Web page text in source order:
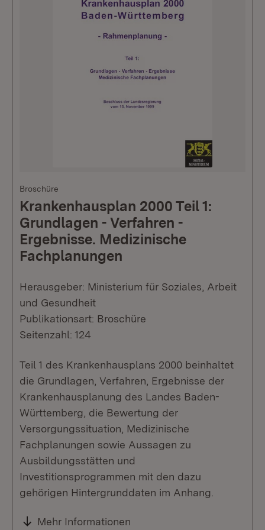
Broschüre
Krankenhausplan 2000 Teil 1:
Grundlagen - Verfahren -
Ergebnisse. Medizinische
Fachplanungen
Herausgeber: Ministerium für Soziales, Arbeit
und Gesundheit
Publikationsart: Broschüre
Seitenzahl: 124
Teil 1 des Krankenhausplans 2000 beinhaltet
die Grundlagen, Verfahren, Ergebnisse der
Krankenhausplanung des Landes Baden-
Württemberg, die Bewertung der
Versorgungssituation, Medizinische
Fachplanungen sowie Aussagen zu
Ausbildungsstätten und
Investitionsprogrammen mit den dazu
gehörigen Hintergrunddaten im Anhang.
Mehr Informationen